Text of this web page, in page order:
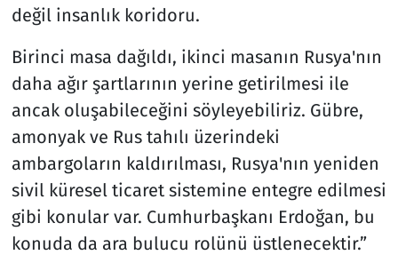
değil insanlık koridoru.
Birinci masa dağıldı, ikinci masanın Rusya'nın
daha ağır şartlarının yerine getirilmesi ile
ancak oluşabileceğini söyleyebiliriz. Gübre,
amonyak ve Rus tahılı üzerindeki
ambargoların kaldırılması, Rusya'nın yeniden
sivil küresel ticaret sistemine entegre edilmesi
gibi konular var. Cumhurbaşkanı Erdoğan, bu
konuda da ara bulucu rolünü üstlenecektir.”